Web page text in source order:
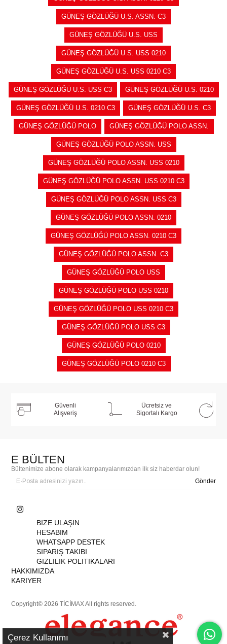
GÜNEŞ GÖZLÜĞÜ U.S. ASSN. C3
GÜNEŞ GÖZLÜĞÜ U.S. USS
GÜNEŞ GÖZLÜĞÜ U.S. USS 0210
GÜNEŞ GÖZLÜĞÜ U.S. USS 0210 C3
GÜNEŞ GÖZLÜĞÜ U.S. USS C3 GÜNEŞ GÖZLÜĞÜ U.S. 0210
GÜNEŞ GÖZLÜĞÜ U.S. 0210 C3 GÜNEŞ GÖZLÜĞÜ U.S. C3
GÜNEŞ GÖZLÜĞÜ POLO GÜNEŞ GÖZLÜĞÜ POLO ASSN.
GÜNEŞ GÖZLÜĞÜ POLO ASSN. USS
GÜNEŞ GÖZLÜĞÜ POLO ASSN. USS 0210
GÜNEŞ GÖZLÜĞÜ POLO ASSN. USS 0210 C3
GÜNEŞ GÖZLÜĞÜ POLO ASSN. USS C3
GÜNEŞ GÖZLÜĞÜ POLO ASSN. 0210
GÜNEŞ GÖZLÜĞÜ POLO ASSN. 0210 C3
GÜNEŞ GÖZLÜĞÜ POLO ASSN. C3
GÜNEŞ GÖZLÜĞÜ POLO USS
GÜNEŞ GÖZLÜĞÜ POLO USS 0210
GÜNEŞ GÖZLÜĞÜ POLO USS 0210 C3
GÜNEŞ GÖZLÜĞÜ POLO USS C3
GÜNEŞ GÖZLÜĞÜ POLO 0210
GÜNEŞ GÖZLÜĞÜ POLO 0210 C3
Güvenli
Alışveriş
Ücretsiz ve
Sigortalı Kargo
E BÜLTEN
Bültenimize abone olarak kampanyalarımızdan ilk siz haberdar olun!
Gönder
BIZE ULAŞIN
HESABIM
WHATSAPP DESTEK
SIPARIŞ TAKIBI
GIZLILIK POLITIKALARI
HAKKIMIZDA
KARIYER
Copyright© 2026 TİCİMAX All rights reserved.
Çerez Kullanımı